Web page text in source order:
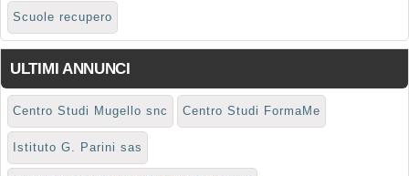
Scuole recupero
ULTIMI ANNUNCI
Centro Studi Mugello snc Centro Studi FormaMe
Istituto G. Parini sas